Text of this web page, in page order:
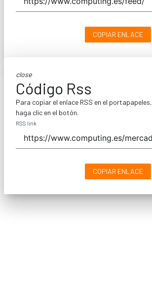
COPIAR ENLACE
close
Código Rss
Para copiar el enlace RSS en el portapapeles,
haga clic en el botón.
RSS link
COPIAR ENLACE